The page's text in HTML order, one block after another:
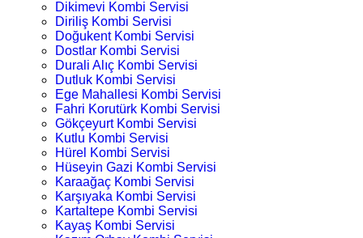
Dikimevi Kombi Servisi
Diriliş Kombi Servisi
Doğukent Kombi Servisi
Dostlar Kombi Servisi
Durali Alıç Kombi Servisi
Dutluk Kombi Servisi
Ege Mahallesi Kombi Servisi
Fahri Korutürk Kombi Servisi
Gökçeyurt Kombi Servisi
Kutlu Kombi Servisi
Hürel Kombi Servisi
Hüseyin Gazi Kombi Servisi
Karaağaç Kombi Servisi
Karşıyaka Kombi Servisi
Kartaltepe Kombi Servisi
Kayaş Kombi Servisi